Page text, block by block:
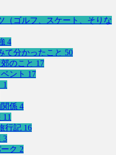
（ゴルフ、スケート、そりな
4
て分かったこと 50
のこと 17
ント 17
1
係 4
11
行記 16
3
ク 2